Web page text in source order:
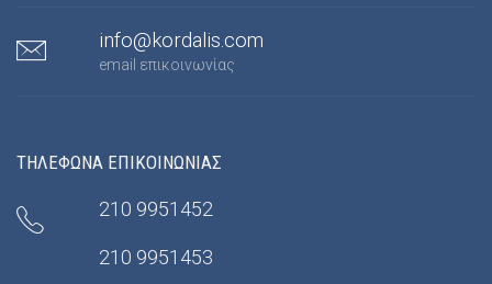
info@kordalis.com
email επικοινωνίας
ΤΗΛΕΦΩΝΑ ΕΠΙΚΟΙΝΩΝΙΑΣ
210 9951452
210 9951453